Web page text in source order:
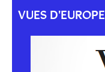
VUES D'EUROPE